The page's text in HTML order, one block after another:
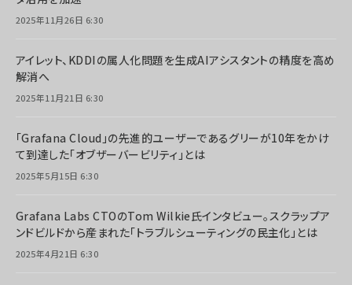
2025年11月26日 6:30
アイレット、KDDIの属人化問題を生成AIアシスタントの精度を高め
解消へ
2025年11月21日 6:30
「Grafana Cloud」の先進的ユーザーであるグリーが10年をかけ
て到達した「オブザーバービリティ」とは
2025年5月15日 6:30
Grafana Labs CTOのTom Wilkie氏インタビュー。スクラップア
ンドビルドから産まれた「トラブルシューティングの民主化」とは
2025年4月21日 6:30